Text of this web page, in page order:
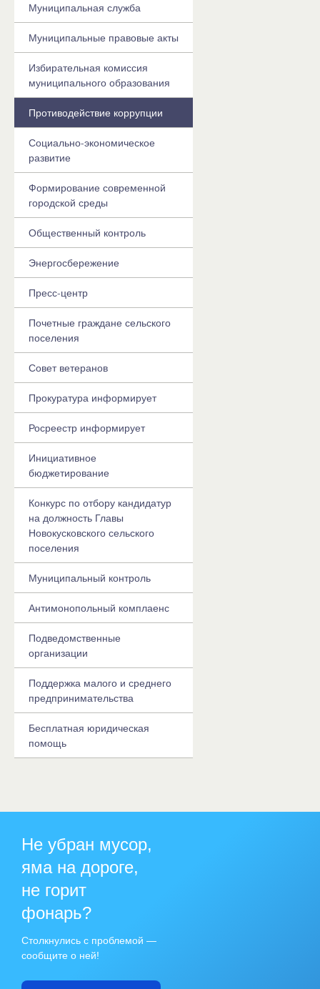
Муниципальная служба
Муниципальные правовые акты
Избирательная комиссия
муниципального образования
Противодействие коррупции
Социально-экономическое
развитие
Формирование современной
городской среды
Общественный контроль
Энергосбережение
Пресс-центр
Почетные граждане сельского
поселения
Совет ветеранов
Прокуратура информирует
Росреестр информирует
Инициативное
бюджетирование
Конкурс по отбору кандидатур
на должность Главы
Новокусковского сельского
поселения
Муниципальный контроль
Антимонопольный комплаенс
Подведомственные
организации
Поддержка малого и среднего
предпринимательства
Бесплатная юридическая
помощь
Не убран мусор,
яма на дороге,
не горит
фонарь?
Столкнулись с проблемой —
сообщите о ней!